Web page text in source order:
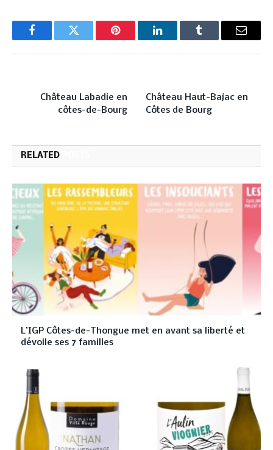
FacebookTwitter Pinterest LinkedInTumblr Email
Château Labadie en
côtes-de-Bourg
Château Haut-Bajac en
Côtes de Bourg
RELATED
L’IGP Côtes-de-Thongue met en avant sa liberté et
dévoile ses 7 familles